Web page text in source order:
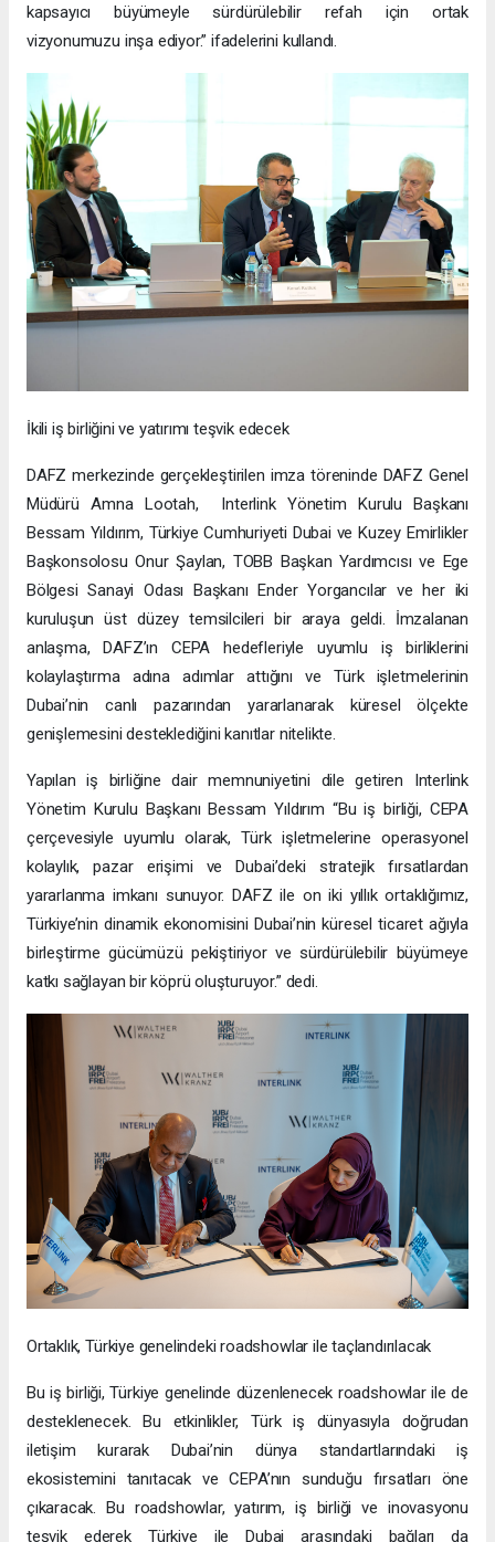
kapsayıcı büyümeyle sürdürülebilir refah için ortak
vizyonumuzu inşa ediyor.” ifadelerini kullandı.
İkili iş birliğini ve yatırımı teşvik edecek
DAFZ merkezinde gerçekleştirilen imza töreninde DAFZ Genel
Müdürü Amna Lootah, Interlink Yönetim Kurulu Başkanı
Bessam Yıldırım, Türkiye Cumhuriyeti Dubai ve Kuzey Emirlikler
Başkonsolosu Onur Şaylan, TOBB Başkan Yardımcısı ve Ege
Bölgesi Sanayi Odası Başkanı Ender Yorgancılar ve her iki
kuruluşun üst düzey temsilcileri bir araya geldi. İmzalanan
anlaşma, DAFZ’ın CEPA hedefleriyle uyumlu iş birliklerini
kolaylaştırma adına adımlar attığını ve Türk işletmelerinin
Dubai’nin canlı pazarından yararlanarak küresel ölçekte
genişlemesini desteklediğini kanıtlar nitelikte.
Yapılan iş birliğine dair memnuniyetini dile getiren Interlink
Yönetim Kurulu Başkanı Bessam Yıldırım “Bu iş birliği, CEPA
çerçevesiyle uyumlu olarak, Türk işletmelerine operasyonel
kolaylık, pazar erişimi ve Dubai’deki stratejik fırsatlardan
yararlanma imkanı sunuyor. DAFZ ile on iki yıllık ortaklığımız,
Türkiye’nin dinamik ekonomisini Dubai’nin küresel ticaret ağıyla
birleştirme gücümüzü pekiştiriyor ve sürdürülebilir büyümeye
katkı sağlayan bir köprü oluşturuyor.” dedi.
Ortaklık, Türkiye genelindeki roadshowlar ile taçlandırılacak
Bu iş birliği, Türkiye genelinde düzenlenecek roadshowlar ile de
desteklenecek. Bu etkinlikler, Türk iş dünyasıyla doğrudan
iletişim kurarak Dubai’nin dünya standartlarındaki iş
ekosistemini tanıtacak ve CEPA’nın sunduğu fırsatları öne
çıkaracak. Bu roadshowlar, yatırım, iş birliği ve inovasyonu
teşvik ederek Türkiye ile Dubai arasındaki bağları da